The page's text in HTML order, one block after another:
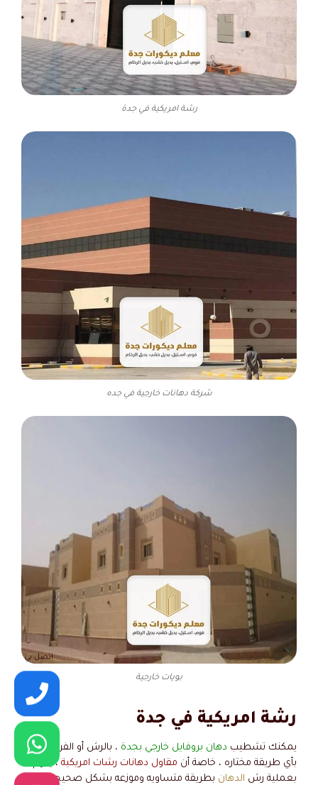
رشة امريكية في جدة
شركة دهانات خارجية في جده
بويات خارجية
رشة امريكية في جدة
يمكنك تشطيب دهان بروفايل خارجي بجدة ، بالرش أو الفرشاه أو
بأي طريقة مختاره ، خاصة أن مقاول دهانات رشات امريكية ، يقوم
بعملية رش الدهان بطريقة متساويه وموزعه بشكل صحيح ، و يتم
اتصل بي